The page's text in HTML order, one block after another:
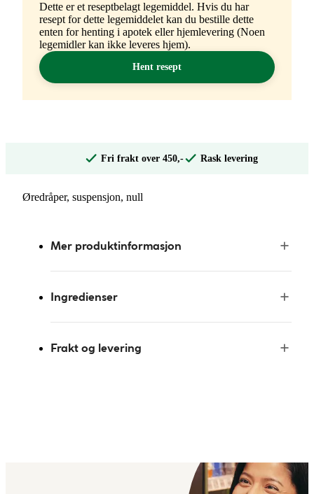
Dette er et reseptbelagt legemiddel. Hvis du har
resept for dette legemiddelet kan du bestille dette
enten for henting i apotek eller hjemlevering (Noen
legemidler kan ikke leveres hjem).
Hent resept
Fri frakt over 450,- Rask levering
Øredråper, suspensjon, null
Mer produktinformasjon
Ingredienser
Frakt og levering